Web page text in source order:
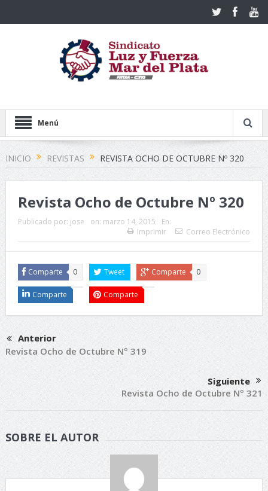
Menú
INICIO REVISTAS REVISTA OCHO DE OCTUBRE Nº 320
Revista Ocho de Octubre Nº 320
Publicado por: jose on: marzo 14, 2015
En:
Imprimir
Correo Electrónico
Comparte 0 Tweet Comparte 0
Comparte Comparte
Anterior
Revista Ocho de Octubre Nº 319
Siguiente
Revista Ocho de Octubre Nº 321
SOBRE EL AUTOR